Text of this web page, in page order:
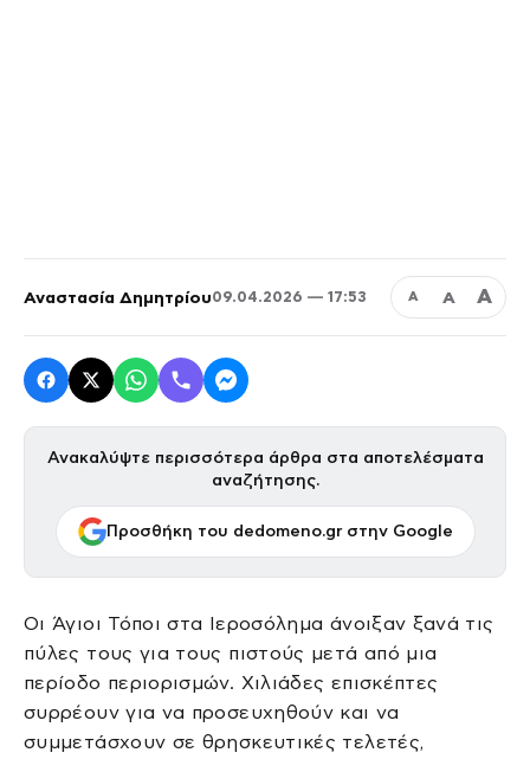
Αναστασία Δημητρίου09.04.2026 — 17:53 Α Α Α
Ανακαλύψτε περισσότερα άρθρα στα αποτελέσματα
αναζήτησης.
Προσθήκη του dedomeno.gr στην Google
Οι Άγιοι Τόποι στα Ιεροσόλημα άνοιξαν ξανά τις
πύλες τους για τους πιστούς μετά από μια
περίοδο περιορισμών. Χιλιάδες επισκέπτες
συρρέουν για να προσευχηθούν και να
συμμετάσχουν σε θρησκευτικές τελετές,